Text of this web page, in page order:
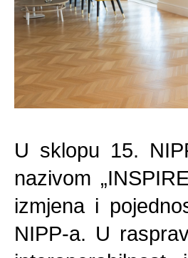
U sklopu 15.
nazivom
izmjena i
NIPP-a. U